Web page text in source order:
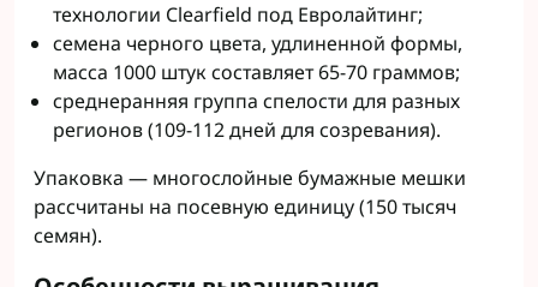
технологии Clearfield под Евролайтинг;
семена черного цвета, удлиненной формы,
масса 1000 штук составляет 65-70 граммов;
среднеранняя группа спелости для разных
регионов (109-112 дней для созревания).
Упаковка ― многослойные бумажные мешки
рассчитаны на посевную единицу (150 тысяч
семян).